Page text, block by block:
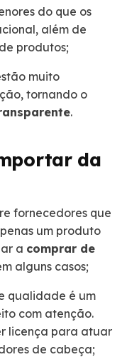
do que os
além de
produtos;
muito
tornando o
.
da
fornecedores que
um produto
a comprar de
alguns casos;
qualidade é um
com atenção.
licença para atuar
de cabeça;